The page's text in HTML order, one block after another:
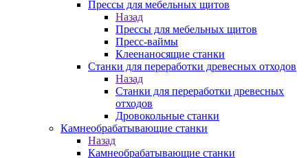
Прессы для мебельных щитов
Назад
Прессы для мебельных щитов
Пресс-ваймы
Клеенаносящие станки
Станки для переработки древесных отходов
Назад
Станки для переработки древесных
отходов
Дровокольные станки
Камнеобрабатывающие станки
Назад
Камнеобрабатывающие станки